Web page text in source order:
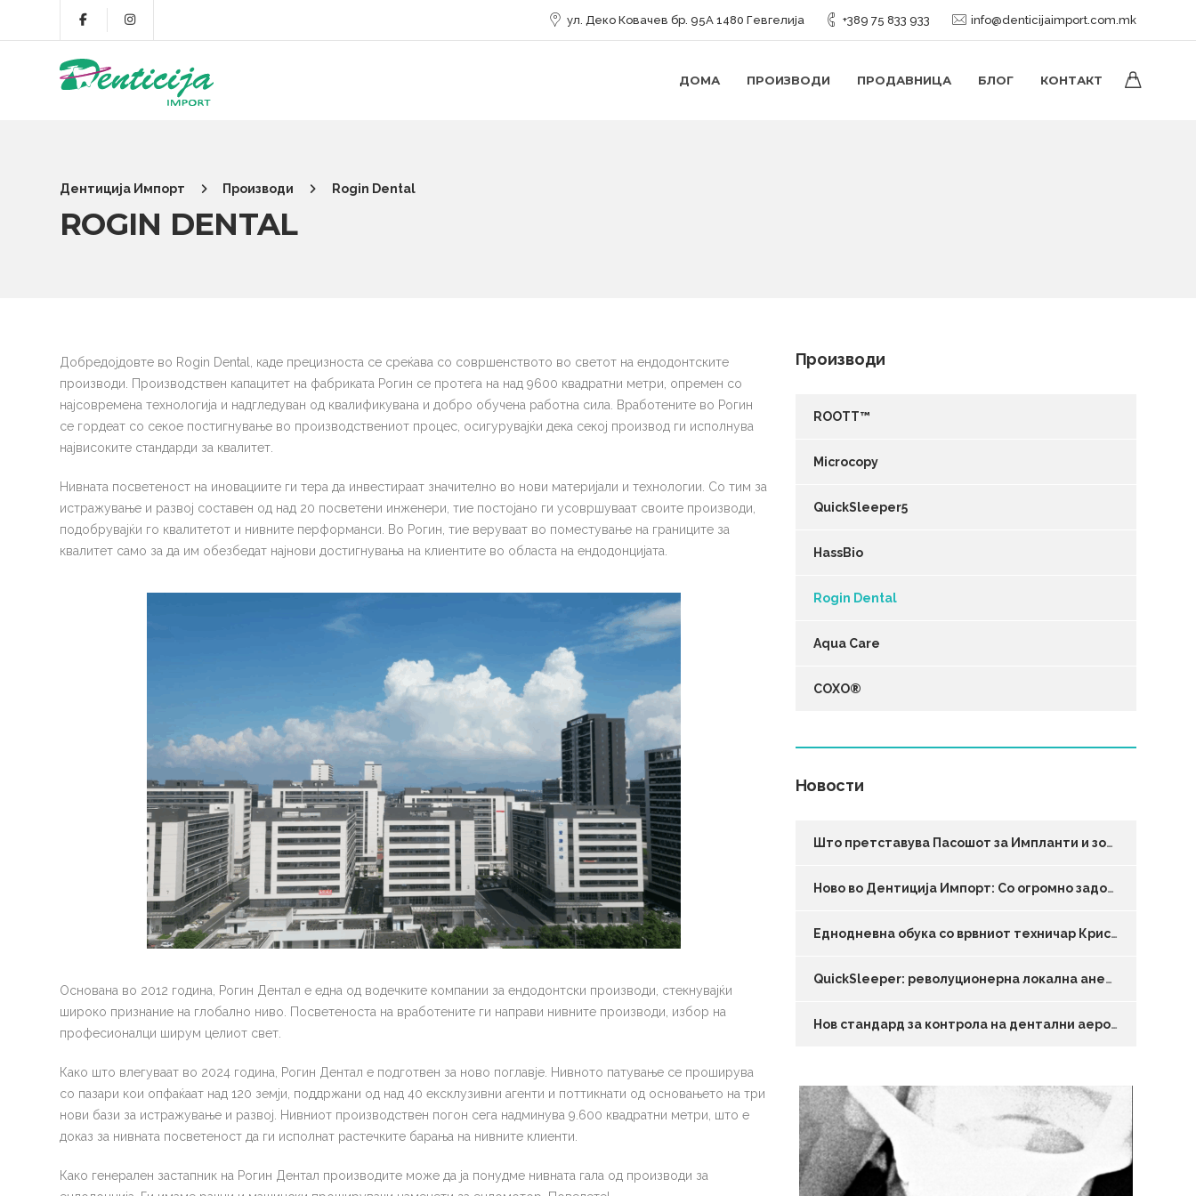
ул. Деко Ковачев бр. 95А 1480 Гевгелија +389 75 833 933 info@denticijaimport.com.mk
ДОМА ПРОИЗВОДИ ПРОДАВНИЦА БЛОГ КОНТАКТ
Дентиција Импорт Производи Rogin Dental
ROGIN DENTAL
Добредојдовте во Rogin Dental, каде прецизноста се среќава со совршенството во светот на ендодонтските
производи. Производствен капацитет на фабриката Рогин се протега на над 9600 квадратни метри, опремен со
најсовремена технологија и надгледуван од квалификувана и добро обучена работна сила. Вработените во Рогин
се гордеат со секое постигнување во производствениот процес, осигурувајќи дека секој производ ги исполнува
највисоките стандарди за квалитет.
Нивната посветеност на иновациите ги тера да инвестираат значително во нови материјали и технологии. Со тим за
истражување и развој составен од над 20 посветени инженери, тие постојано ги усовршуваат своите производи,
подобрувајќи го квалитетот и нивните перформанси. Во Рогин, тие веруваат во поместување на границите за
квалитет само за да им обезбедат најнови достигнувања на клиентите во областа на ендодонцијата.
Основана во 2012 година, Рогин Дентал е една од водечките компании за ендодонтски производи, стекнувајќи
широко признание на глобално ниво. Посветеноста на вработените ги направи нивните производи, избор на
професионалци ширум целиот свет.
Како што влегуваат во 2024 година, Рогин Дентал е подготвен за ново поглавје. Нивното патување се проширува
со пазари кои опфаќаат над 120 земји, поддржани од над 40 ексклузивни агенти и поттикнати од основањето на три
нови бази за истражување и развој. Нивниот производствен погон сега надминува 9.600 квадратни метри, што е
доказ за нивната посветеност да ги исполнат растечките барања на нивните клиенти.
Како генерален застапник на Рогин Дентал производите може да ја понудме нивната гала од производи за
Производи
ROOTT™
Microcopy
QuickSleeper5
HassBio
Rogin Dental
Aqua Care
COXO®
Новости
Што претставува Пасошот за Импланти и зошто е неопходен?
Ново во Дентиција Импорт: Со огромно задоволство ви ги најавуваме претходно стерилизираните борери прогласени за БРОЈ 1 во Америка – врвниот квалитет на Microcopy!
Еднодневна обука со врвниот техничар Кристиан Петри!
QuickSleeper: револуционерна локална анестезија
Нов стандард за контрола на дентални аеросоли